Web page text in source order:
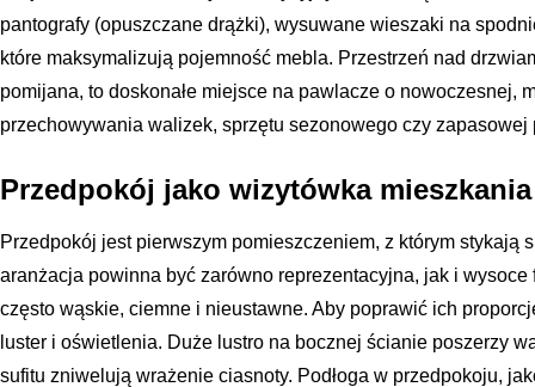
pantografy (opuszczane drążki), wysuwane wieszaki na
które maksymalizują pojemność mebla. Przestrzeń nad
pomijana, to doskonałe miejsce na pawlacze o nowoczesnej,
przechowywania walizek, sprzętu sezonowego czy zapasowej
Przedpokój jako wizytówka mieszkania
Przedpokój jest pierwszym pomieszczeniem, z którym stykają
aranżacja powinna być zarówno reprezentacyjna, jak i
często wąskie, ciemne i nieustawne. Aby poprawić ich
luster i oświetlenia. Duże lustro na bocznej ścianie poszerzy
sufitu zniwelują wrażenie ciasnoty. Podłoga w przedpokoju,